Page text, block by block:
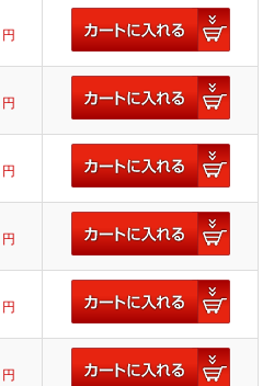
円
円
円
円
円
円